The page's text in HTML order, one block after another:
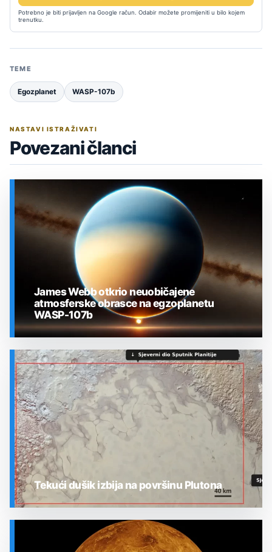
Potrebno je biti prijavljen na Google račun. Odabir možete promijeniti u bilo kojem
trenutku.
TEME
Egozplanet WASP-107b
NASTAVI ISTRAŽIVATI
Povezani članci
SVEMIR
James Webb otkrio neuobičajene
atmosferske obrasce na egzoplanetu
WASP-107b
Tekući dušik izbija na površinu Plutona